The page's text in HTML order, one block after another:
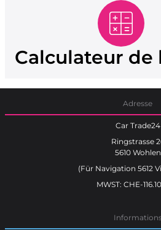
Calculateur de
Adresse
Car Trade24
Ringstrasse
5610 Wohlen
(Für Navigation 5612
MWST: CHE-